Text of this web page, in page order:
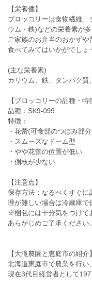
【栄養価】
ブロッコリーは食物繊維、
ウム・鉄)などの栄養素が多
ご家族のお弁当のおかず
食べてみてはいかがでしょ
(主な栄養素)
カリウム、鉄、タンパク質
【ブロッコリーの品種・特
品種：SK9-099
特徴：
・花蕾(可食部のつぼみ部
・スムーズなドーム型
・やや花蕾の位置が低い
・側枝が少ない
【注意点】
保存方法：なるべくすぐに
理が難しい場合は冷蔵庫で
※梱包には十分気をつけて
あらがじめご了承ください。
【大滝農園と恵庭市の紹介】
北海道恵庭市で農業を行い、
現在3代目経営者として